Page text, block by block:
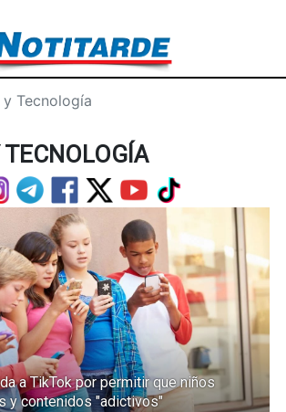
y Tecnología
a TikTok por permitir que niños
y contenidos "adictivos"